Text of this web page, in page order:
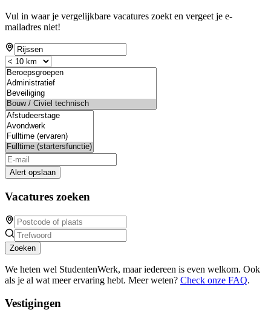
Vul in waar je vergelijkbare vacatures zoekt en vergeet je e-
mailadres niet!
Alert opslaan
Vacatures zoeken
Zoeken
We heten wel StudentenWerk, maar iedereen is even welkom. Ook
als je al wat meer ervaring hebt. Meer weten? Check onze FAQ.
Vestigingen